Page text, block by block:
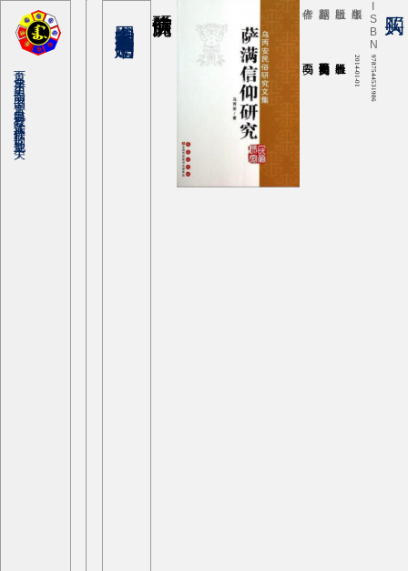
2014-01-01
ISBN
9787544531986